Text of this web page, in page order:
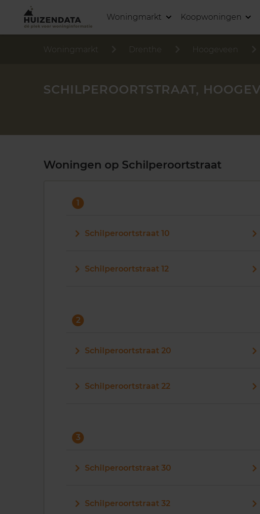
Woningmarkt Koopwoningen
Woningmarkt Drenthe Hoogeveen
SCHILPEROORTSTRAAT,
Woningen op Schilperoortstraat
1
Schilperoortstraat 10
Schilperoortstraat 12
2
Schilperoortstraat 20
Schilperoortstraat 22
3
Schilperoortstraat 30
Schilperoortstraat 32